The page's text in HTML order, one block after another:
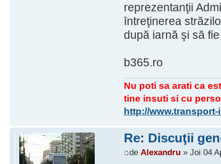
reprezentanţii
întreţinerea
după iarnă şi să
b365.ro
Nu poti sa arati ca
tine insuti si cu
http://
Re: Discuţii
de Alexandru» Joi 04